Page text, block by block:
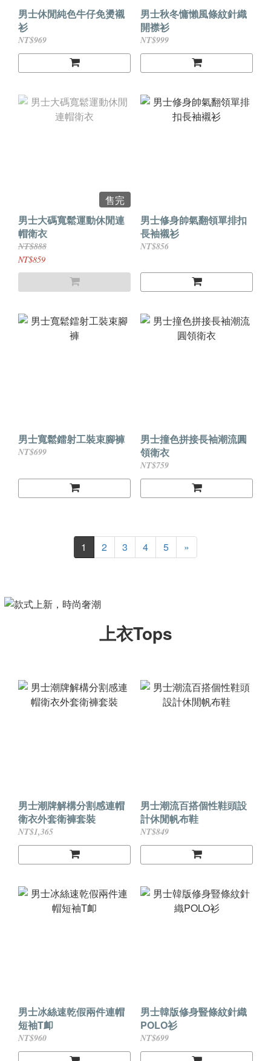
男士休閒純色牛仔免燙襯
衫
NT$969
男士秋冬慵懶風條紋針織
開襟衫
NT$999
售完
男士大碼寬鬆運動休閒連
帽衛衣
NT$888
NT$859
男士修身帥氣翻領單排扣
長袖襯衫
NT$856
男士寬鬆鐳射工裝束腳褲
NT$699
男士撞色拼接長袖潮流圓
領衛衣
NT$759
1 2 3 4 5 »
上衣Tops
男士潮牌解構分割感連帽
衛衣外套衛褲套裝
NT$1,365
男士潮流百搭個性鞋頭設
計休閒帆布鞋
NT$849
男士冰絲速乾假兩件連帽
短袖T卹
NT$960
男士韓版修身豎條紋針織
POLO衫
NT$699